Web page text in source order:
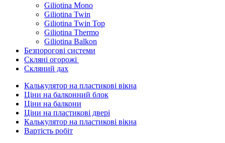
Giliotina Mono
Giliotina Twin
Giliotina Twin Top
Giliotina Thermo
Giliotina Balkon
Безпорогові системи
Скляні огорожі
Скляний дах
Калькулятор на пластикові вікна
Ціни на балконний блок
Ціни на балкони
Ціни на пластикові двері
Калькулятор на пластикові вікна
Вартість робіт